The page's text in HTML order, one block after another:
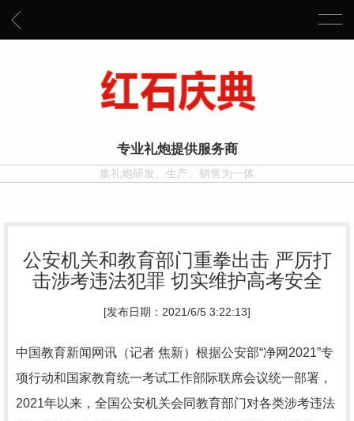
专业礼炮提供服务商
集礼炮研发、生产、销售为一体
公安机关和教育部门重拳出击 严厉打
击涉考违法犯罪 切实维护高考安全
[发布日期：2021/6/5 3:22:13]
中国教育新闻网讯（记者 焦新）根据公安部“净网2021”专
项行动和国家教育统一考试工作部际联席会议统一部署，
2021年以来，全国公安机关会同教育部门对各类涉考违法